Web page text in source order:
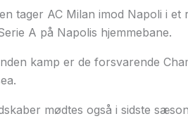
tager AC Milan imod Napoli i
A på Napolis hjemmebane.
kamp er de forsvarende
mødtes også i sidste